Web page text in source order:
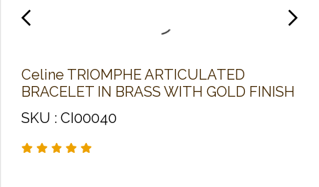
Celine TRIOMPHE ARTICULATED
BRACELET IN BRASS WITH GOLD FINISH
SKU : CI00040